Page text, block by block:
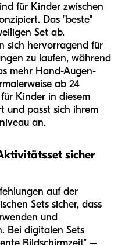
für Kinder zwischen
Das "beste"
Set ab.
sich hervorragend für
zu laufen, während
mehr Hand-Augen-
ab 24
Kinder in diesem
und passt sich ihrem
an.
sicher
auf der
Sets sicher, dass
und
Bei digitalen Sets